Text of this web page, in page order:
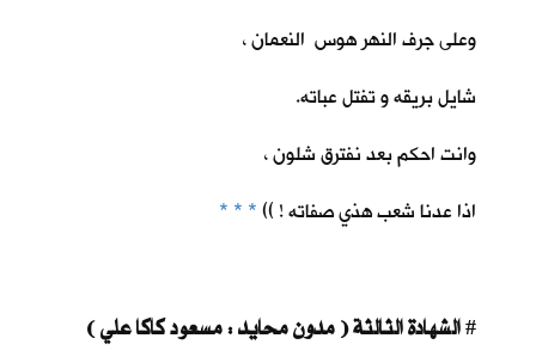
وعلى جرف النهر هوس النعمان ،
شايل بريقه و تفتل عباته.
وانت احكم بعد نفترق شلون ،
اذا عدنا شعب هذي صفاته ! ))* * *
# الشهادة الثالثة ( مدون محايد : مسعود كاكا علي )